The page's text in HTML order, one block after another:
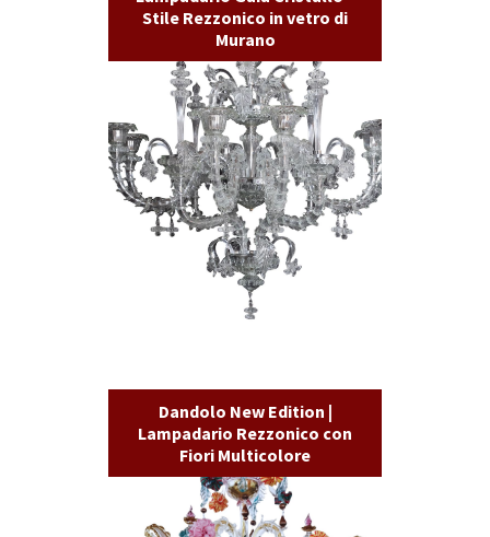
Stile Rezzonico in vetro di
Murano
Dandolo New Edition |
Lampadario Rezzonico con
Fiori Multicolore